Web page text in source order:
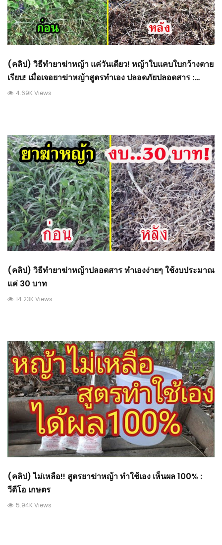
(คลิป) วิธีทำยาฆ่าหญ้า แค่วันเดียว! หญ้าใบแคบใบกว้างตาย
เรียบ! เมื่อเจอยาฆ่าหญ้าสูตรทำเอง ปลอดภัยปลอดสาร :
วีดีโอ เกษตร
4.69K Views
(คลิป) วิธีทำยาฆ่าหญ้าปลอดสาร ทำเองง่ายๆ ใช้งบประมาณ
แค่ 30 บาท
14.23K Views
(คลิป) ไม่เหลือ!! สูตรยาฆ่าหญ้า ทำใช้เอง เห็นผล 100% :
วีดีโอ เกษตร
5.94K Views